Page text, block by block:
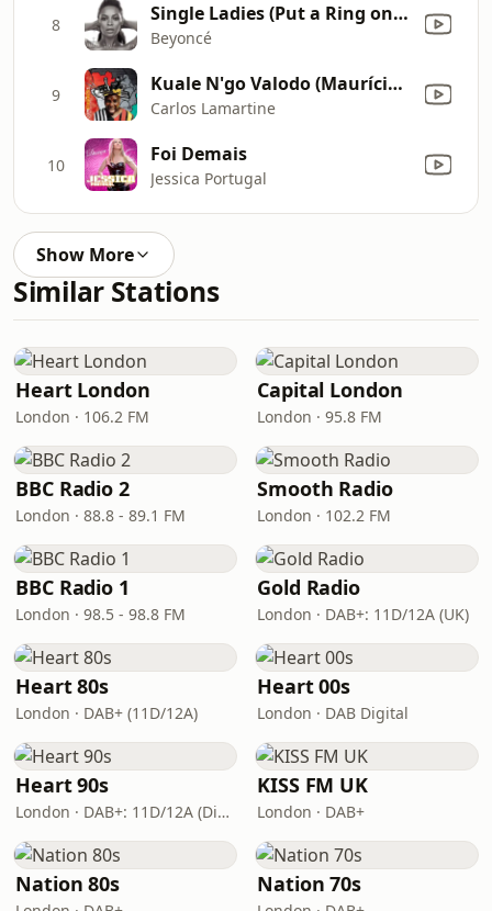
8 Single Ladies (Put a Ring on It)
Beyoncé
9 Kuale N'go Valodo (Maurício Pacheco & MPC Digital Dubs RMX)
Carlos Lamartine
10 Foi Demais
Jessica Portugal
Show More
Similar Stations
Heart London
London · 106.2 FM
Capital London
London · 95.8 FM
BBC Radio 2
London · 88.8 - 89.1 FM
Smooth Radio
London · 102.2 FM
BBC Radio 1
London · 98.5 - 98.8 FM
Gold Radio
London · DAB+: 11D/12A (UK)
Heart 80s
London · DAB+ (11D/12A)
Heart 00s
London · DAB Digital
Heart 90s
London · DAB+: 11D/12A (Digital One)
KISS FM UK
London · DAB+
Nation 80s Nation 70s